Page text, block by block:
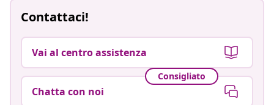
Contattaci!
Vai al centro assistenza
Consigliato
Chatta con noi